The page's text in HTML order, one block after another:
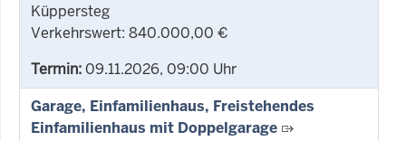
Küppersteg
Verkehrswert: 840.000,00 €
Termin:09.11.2026, 09:00 Uhr
Garage, Einfamilienhaus, Freistehendes
Einfamilienhaus mit Doppelgarage